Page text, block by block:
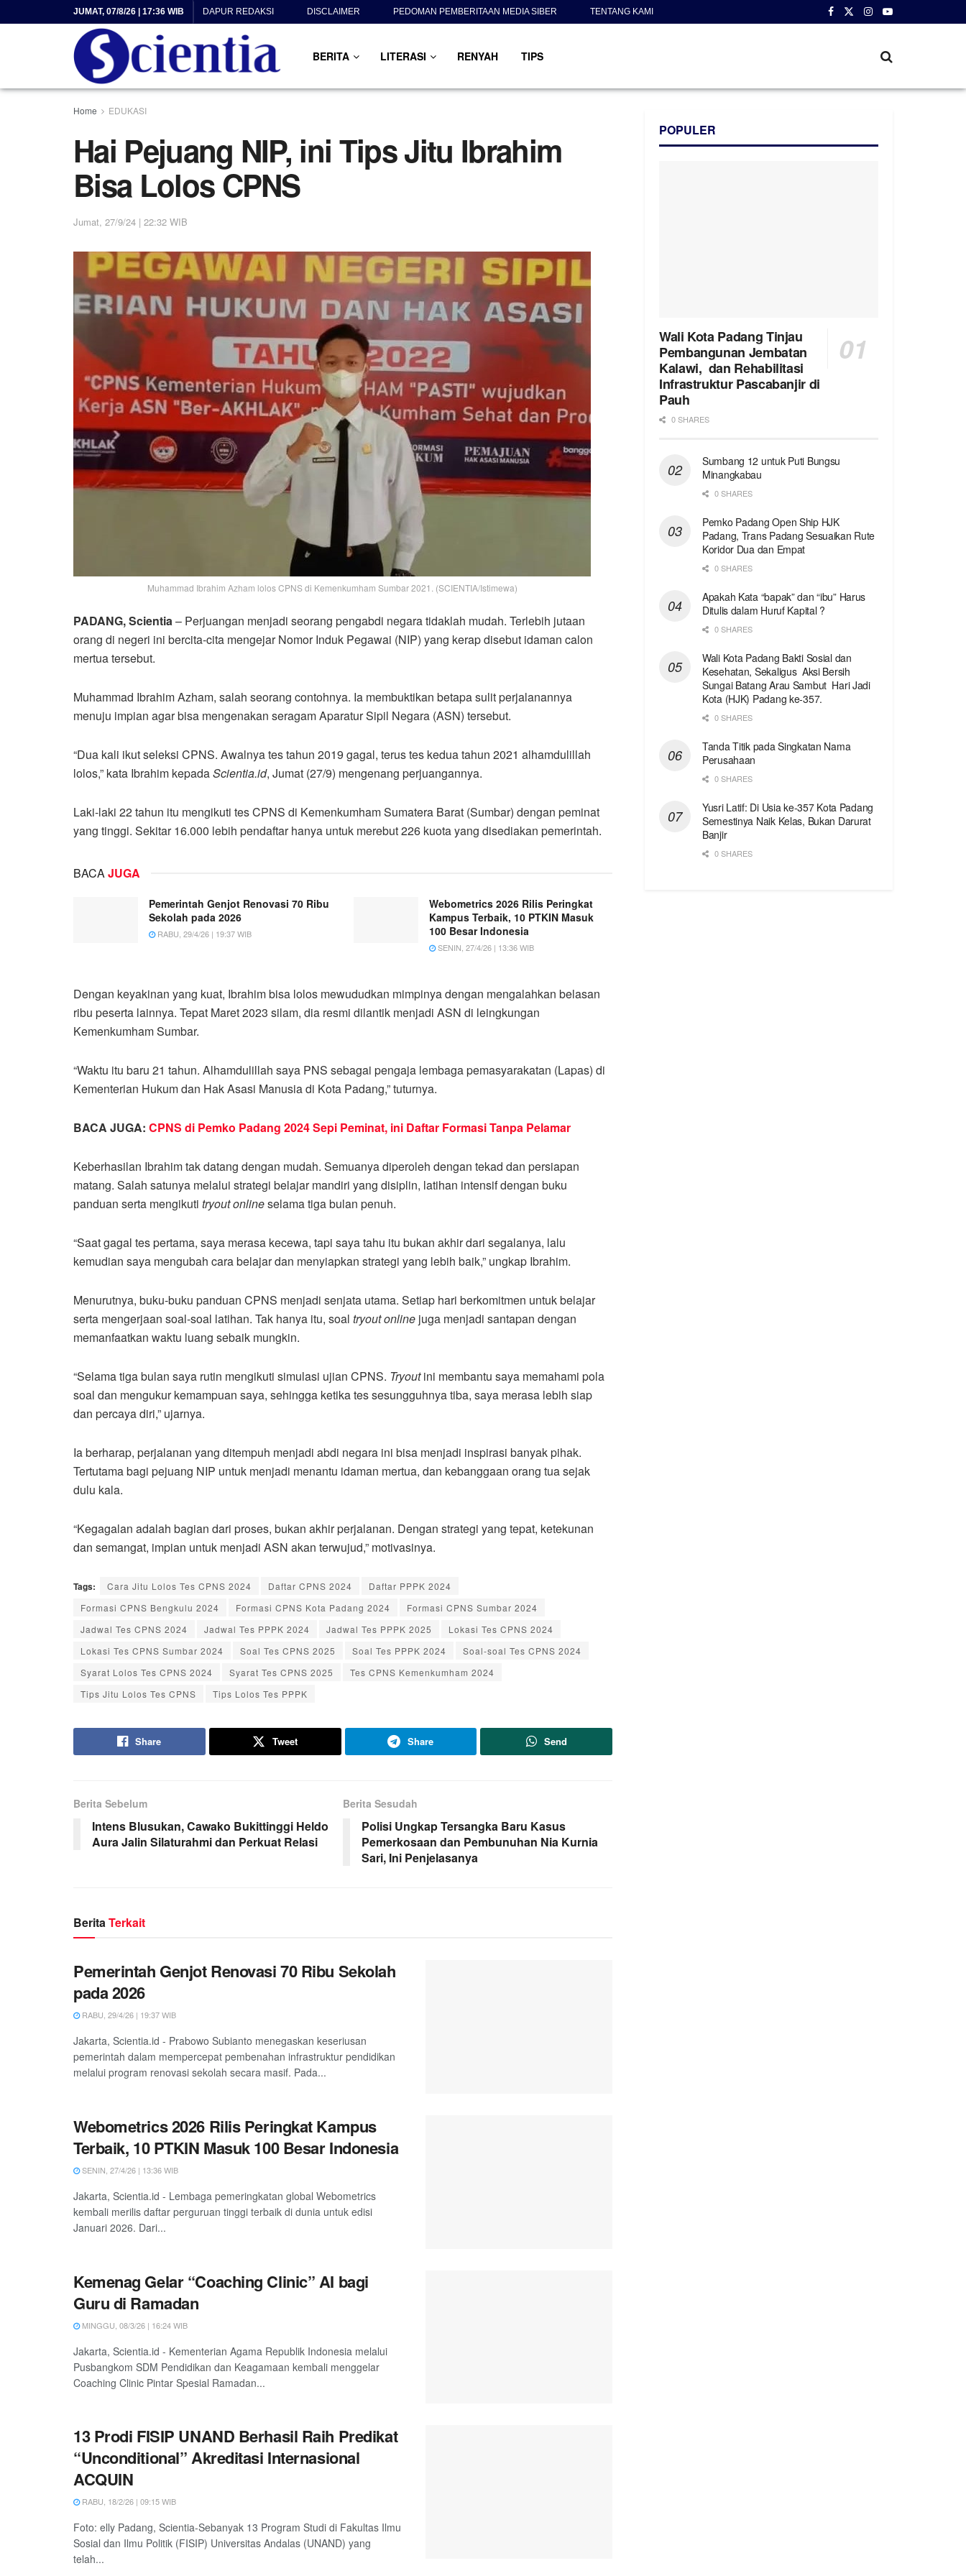
JUMAT, 07/8/26 | 17:36 WIB DAPUR REDAKSI DISCLAIMER PEDOMAN PEMBERITAAN MEDIA SIBER TENTANG KAMI
BERITA LITERASI RENYAH TIPS
Home EDUKASI
Hai Pejuang NIP, ini Tips Jitu Ibrahim
Bisa Lolos CPNS
Jumat, 27/9/24 | 22:32 WIB
Muhammad Ibrahim Azham lolos CPNS di Kemenkumham Sumbar 2021. (SCIENTIA/Istimewa)
PADANG, Scientia– Perjuangan menjadi seorang pengabdi negara tidaklah mudah. Terlebih jutaan
orang di negeri ini bercita-cita mengejar Nomor Induk Pegawai (NIP) yang kerap disebut idaman calon
mertua tersebut.
Muhammad Ibrahim Azham, salah seorang contohnya. Ia membuktikan betapa sulit perjalanannya
menuju impian agar bisa mengenakan seragam Aparatur Sipil Negara (ASN) tersebut.
“Dua kali ikut seleksi CPNS. Awalnya tes tahun 2019 gagal, terus tes kedua tahun 2021 alhamdulillah
lolos,” kata Ibrahim kepadaScientia.id, Jumat (27/9) mengenang perjuangannya.
Laki-laki 22 tahun itu mengikuti tes CPNS di Kemenkumham Sumatera Barat (Sumbar) dengan peminat
yang tinggi. Sekitar 16.000 lebih pendaftar hanya untuk merebut 226 kuota yang disediakan pemerintah.
BACAJUGA
Pemerintah Genjot Renovasi 70 Ribu
Sekolah pada 2026
RABU, 29/4/26 | 19:37 WIB
Webometrics 2026 Rilis Peringkat
Kampus Terbaik, 10 PTKIN Masuk
100 Besar Indonesia
SENIN, 27/4/26 | 13:36 WIB
Dengan keyakinan yang kuat, Ibrahim bisa lolos mewududkan mimpinya dengan mengalahkan belasan
ribu peserta lainnya. Tepat Maret 2023 silam, dia resmi dilantik menjadi ASN di leingkungan
Kemenkumham Sumbar.
“Waktu itu baru 21 tahun. Alhamdulillah saya PNS sebagai pengaja lembaga pemasyarakatan (Lapas) di
Kementerian Hukum dan Hak Asasi Manusia di Kota Padang,” tuturnya.
BACA JUGA: CPNS di Pemko Padang 2024 Sepi Peminat, ini Daftar Formasi Tanpa Pelamar
Keberhasilan Ibrahim tak datang dengan mudah. Semuanya diperoleh dengan tekad dan persiapan
matang. Salah satunya melalui strategi belajar mandiri yang disiplin, latihan intensif dengan buku
panduan serta mengikuti tryout onlineselama tiga bulan penuh.
“Saat gagal tes pertama, saya merasa kecewa, tapi saya tahu itu bukan akhir dari segalanya, lalu
kemudian saya mengubah cara belajar dan menyiapkan strategi yang lebih baik,” ungkap Ibrahim.
Menurutnya, buku-buku panduan CPNS menjadi senjata utama. Setiap hari berkomitmen untuk belajar
serta mengerjaan soal-soal latihan. Tak hanya itu, soal tryout online juga menjadi santapan dengan
memanfaatkan waktu luang sebaik mungkin.
“Selama tiga bulan saya rutin mengikuti simulasi ujian CPNS. Tryoutini membantu saya memahami pola
soal dan mengukur kemampuan saya, sehingga ketika tes sesungguhnya tiba, saya merasa lebih siap
dan percaya diri,” ujarnya.
Ia berharap, perjalanan yang ditempuh menjadi abdi negara ini bisa menjadi inspirasi banyak pihak.
Tertutama bagi pejuang NIP untuk menjadi menantu idaman mertua, dan kebanggaan orang tua sejak
dulu kala.
“Kegagalan adalah bagian dari proses, bukan akhir perjalanan. Dengan strategi yang tepat, ketekunan
dan semangat, impian untuk menjadi ASN akan terwujud,” motivasinya.
Tags: Cara Jitu Lolos Tes CPNS 2024 Daftar CPNS 2024
Daftar PPPK 2024
Formasi CPNS Bengkulu 2024
Formasi CPNS Kota Padang 2024
Formasi CPNS Sumbar 2024
Jadwal Tes CPNS 2024
Jadwal Tes PPPK 2024 Jadwal Tes PPPK 2025
Lokasi Tes CPNS 2024
Lokasi Tes CPNS Sumbar 2024
Soal Tes CPNS 2025 Soal Tes PPPK 2024
Soal-soal Tes CPNS 2024
Syarat Lolos Tes CPNS 2024
Syarat Tes CPNS 2025
Tes CPNS Kemenkumham 2024
Tips Jitu Lolos Tes CPNS
Tips Lolos Tes PPPK
Share Tweet Share Send
Berita Sebelum
Intens Blusukan, Cawako Bukittinggi Heldo
Aura Jalin Silaturahmi dan Perkuat Relasi
Berita Sesudah
Polisi Ungkap Tersangka Baru Kasus
Pemerkosaan dan Pembunuhan Nia Kurnia
Sari, Ini Penjelasanya
BeritaTerkait
Pemerintah Genjot Renovasi 70 Ribu Sekolah
pada 2026
RABU, 29/4/26 | 19:37 WIB
Jakarta, Scientia.id - Prabowo Subianto menegaskan keseriusan
pemerintah dalam mempercepat pembenahan infrastruktur pendidikan
melalui program renovasi sekolah secara masif. Pada...
Webometrics 2026 Rilis Peringkat Kampus
Terbaik, 10 PTKIN Masuk 100 Besar Indonesia
SENIN, 27/4/26 | 13:36 WIB
Jakarta, Scientia.id - Lembaga pemeringkatan global Webometrics
kembali merilis daftar perguruan tinggi terbaik di dunia untuk edisi
Januari 2026. Dari...
Kemenag Gelar “Coaching Clinic” AI bagi
Guru di Ramadan
MINGGU, 08/3/26 | 16:24 WIB
Jakarta, Scientia.id - Kementerian Agama Republik Indonesia melalui
Pusbangkom SDM Pendidikan dan Keagamaan kembali menggelar
Coaching Clinic Pintar Spesial Ramadan...
13 Prodi FISIP UNAND Berhasil Raih Predikat
“Unconditional” Akreditasi Internasional
ACQUIN
RABU, 18/2/26 | 09:15 WIB
Foto: elly Padang, Scientia-Sebanyak 13 Program Studi di Fakultas Ilmu
Sosial dan Ilmu Politik (FISIP) Universitas Andalas (UNAND) yang
telah...
POPULER
Wali Kota Padang Tinjau
Pembangunan Jembatan
Kalawi, dan Rehabilitasi
Infrastruktur Pascabanjir di
Pauh
0 SHARES
Sumbang 12 untuk Puti Bungsu
Minangkabau
0 SHARES
Pemko Padang Open Ship HJK
Padang, Trans Padang Sesuaikan Rute
Koridor Dua dan Empat
0 SHARES
Apakah Kata “bapak” dan “ibu” Harus
Ditulis dalam Huruf Kapital ?
0 SHARES
Wali Kota Padang Bakti Sosial dan
Kesehatan, Sekaligus Aksi Bersih
Sungai Batang Arau Sambut Hari Jadi
Kota (HJK) Padang ke-357.
0 SHARES
Tanda Titik pada Singkatan Nama
Perusahaan
0 SHARES
Yusri Latif: Di Usia ke-357 Kota Padang
Semestinya Naik Kelas, Bukan Darurat
Banjir
0 SHARES